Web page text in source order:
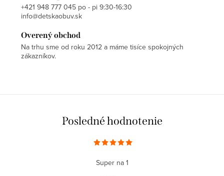
+421 948 777 045 po - pi 9:30-16:30
info@detskaobuv.sk
Overený obchod
Na trhu sme od roku 2012 a máme tisíce spokojných
zákazníkov.
Posledné hodnotenie
Super na 1